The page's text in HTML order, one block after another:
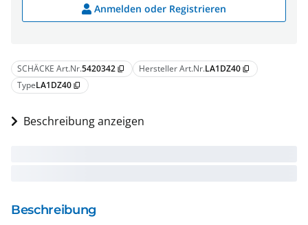
SCHÄCKE Art.Nr.5420342 content_copy Hersteller Art.Nr.LA1DZ40 content_copy
TypeLA1DZ40 content_copy
Beschreibung anzeigen
Beschreibung
Anmelden oder Registrieren